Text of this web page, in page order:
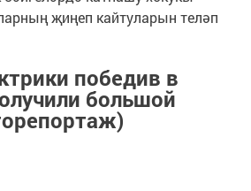
җиңеп кайтуларын теләп
победив в
большой